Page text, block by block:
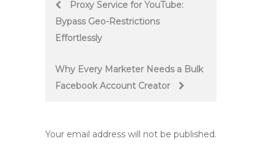
navigation
Proxy Service for YouTube:
Bypass Geo-Restrictions
Effortlessly
Why Every Marketer Needs a Bulk
Facebook Account Creator
Your email address will not be published.